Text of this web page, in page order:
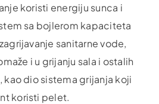
koristi energiju sunca i
sa bojlerom kapaciteta
sanitarne vode,
i u grijanju sala i ostalih
dio sistema grijanja koji
koristi pelet.